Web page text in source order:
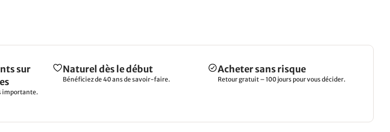
sur
importante.
Naturel dès le début
Bénéficiez de 40 ans de savoir-faire.
Acheter sans risque
Retour gratuit – 100 jours pour vous décider.